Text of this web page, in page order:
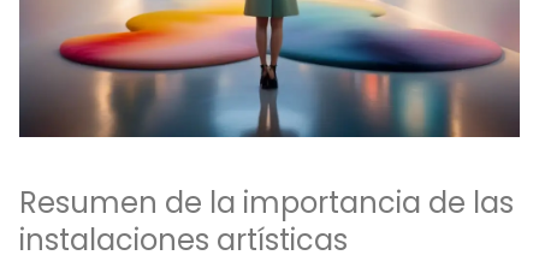
Resumen de la importancia de las
instalaciones artísticas